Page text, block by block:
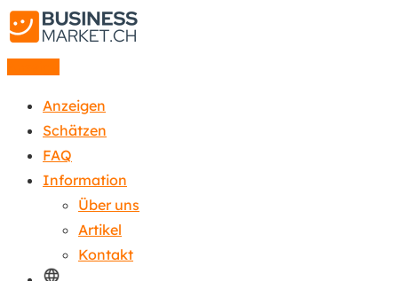
Anzeigen
Schätzen
FAQ
Information
Über uns
Artikel
Kontakt